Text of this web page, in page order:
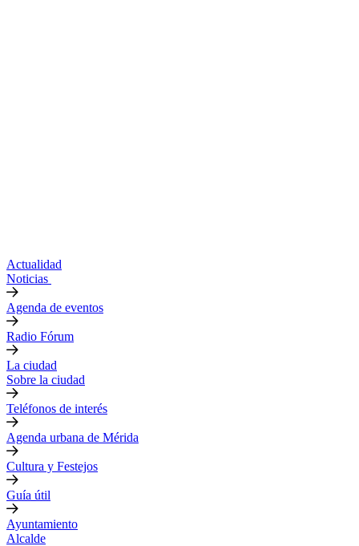
Actualidad
Noticias
Agenda de eventos
Radio Fórum
La ciudad
Sobre la ciudad
Teléfonos de interés
Agenda urbana de Mérida
Cultura y Festejos
Guía útil
Ayuntamiento
Alcalde